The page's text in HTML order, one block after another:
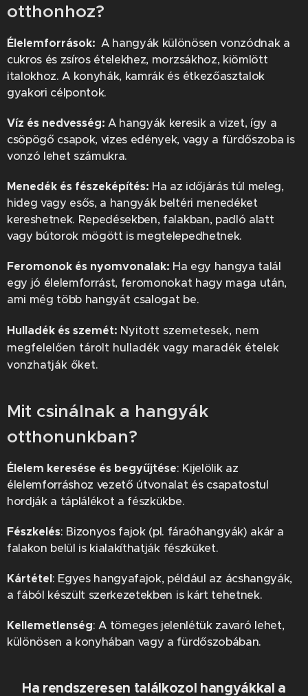
otthonhoz?
Élelemforrások: A hangyák különösen vonzódnak a
cukros és zsíros ételekhez, morzsákhoz, kiömlött
italokhoz. A konyhák, kamrák és étkezőasztalok
gyakori célpontok.
Víz és nedvesség: A hangyák keresik a vizet, így a
csöpögő csapok, vizes edények, vagy a fürdőszoba is
vonzó lehet számukra.
Menedék és fészeképítés: Ha az időjárás túl meleg,
hideg vagy esős, a hangyák beltéri menedéket
kereshetnek. Repedésekben, falakban, padló alatt
vagy bútorok mögött is megtelepedhetnek.
Feromonok és nyomvonalak: Ha egy hangya talál
egy jó élelemforrást, feromonokat hagy maga után,
ami még több hangyát csalogat be.
Hulladék és szemét: Nyitott szemetesek, nem
megfelelően tárolt hulladék vagy maradék ételek
vonzhatják őket.
Mit csinálnak a hangyák
otthonunkban?
Élelem keresése és begyűjtése: Kijelölik az
élelemforráshoz vezető útvonalat és csapatostul
hordják a táplálékot a fészkükbe.
Fészkelés: Bizonyos fajok (pl. fáraóhangyák) akár a
falakon belül is kialakíthatják fészküket.
Kártétel: Egyes hangyafajok, például az ácshangyák,
a fából készült szerkezetekben is kárt tehetnek.
Kellemetlenség: A tömeges jelenlétük zavaró lehet,
különösen a konyhában vagy a fürdőszobában.
Ha rendszeresen találkozol hangyákkal a